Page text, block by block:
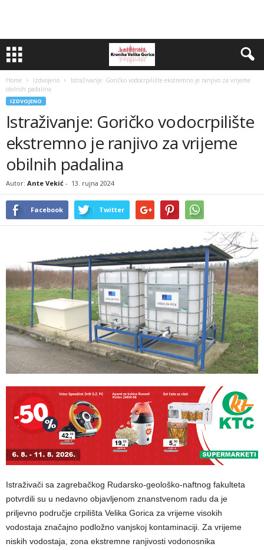
Home Izdvojeno
Istraživanje: Goričko vodocrpilište ekstremno je ranjivo za vrijeme
obilnih padalina
IZDVOJENO
Istraživanje: Goričko vodocrpilište
ekstremno je ranjivo za vrijeme
obilnih padalina
Autor: Ante Vekić - 13. rujna 2024
Facebook Twitter
Istraživači sa zagrebačkog Rudarsko-geološko-naftnog fakulteta
potvrdili su u nedavno objavljenom znanstvenom radu da je
priljevno područje crpilišta Velika Gorica za vrijeme visokih
vodostaja značajno podložno vanjskoj kontaminaciji. Za vrijeme
niskih vodostaja, zona ekstremne ranjivosti vodonosnika